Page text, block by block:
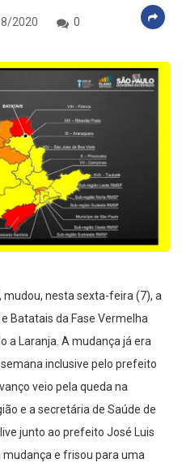
2020 0
mudou, nesta sexta-feira (7), a
Batatais da Fase Vermelha
a Laranja. A mudança já era
inclusive pelo prefeito
veio pela queda na
e a secretária de Saúde de
junto ao prefeito José Luis
mudança e frisou para uma